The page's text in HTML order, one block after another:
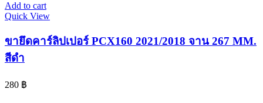
Add to cart
Quick View
ขายึดคาร์ลิปเปอร์ PCX160 2021/2018 จาน 267 MM.
สีดำ
280 ฿